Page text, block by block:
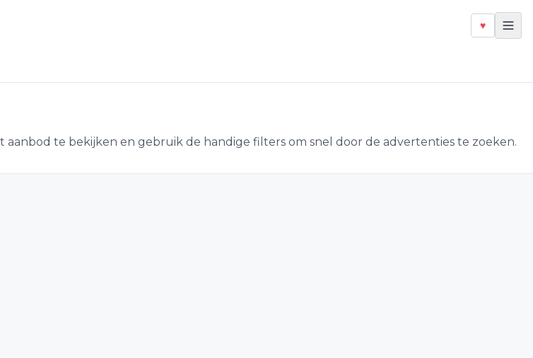
♥
te bekijken en gebruik de handige filters om snel door de advertenties te zoeken.